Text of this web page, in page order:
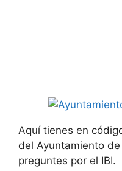
Aquí tienes en
del Ayuntamiento
preguntes por el IBI.